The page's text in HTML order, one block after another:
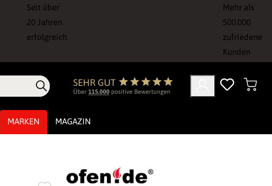
Seit über
20 Jahren
erfolgreich
Mehr als
500.000
zufriedene
Kunden
MARKEN MAGAZIN